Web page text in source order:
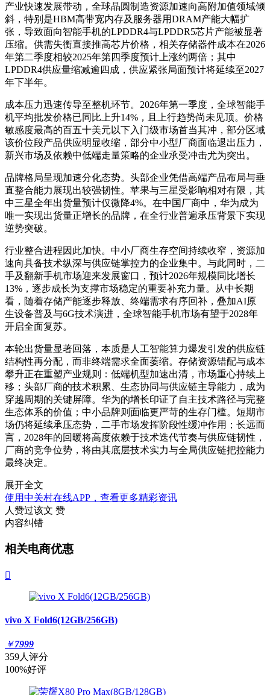
产业快速发展带动，全球晶圆制造资源加速向高附加值领域倾
斜，特别是HBM高带宽内存及服务器用DRAM产能大幅扩
张，导致面向智能手机的LPDDR4与LPDDR5芯片产能被显著
压缩。供需失衡直接推高芯片价格，相关存储器件成本在2026
年第二季度相较2025年第四季度预计上涨约两倍；其中
LPDDR4供应量缩减逾四成，供应紧张局面预计将延续至2027
年下半年。
成本压力迅速传导至整机环节。2026年第一季度，全球智能手
机平均批发价格已同比上升14%，且上行趋势尚未见顶。价格
敏感度最高的百五十美元以下入门级市场首当其冲，部分区域
该价位段产品供应明显收缩，部分中小型厂商面临退出压力，
新兴市场及依赖中低端走量策略的企业承受冲击尤为突出。
品牌格局呈现加速分化态势。头部企业凭借高端产品布局与垂
直整合能力展现出较强韧性。苹果与三星受影响相对有限，其
中三星全年出货量预计仅微降4%。在中国厂商中，华为成为
唯一实现出货量正增长的品牌，在全行业普遍承压背景下实现
逆势突破。
行业整合进程因此加快。中小厂商生存空间持续收窄，资源加
速向具备技术纵深与供应链掌控力的企业集中。与此同时，二
手及翻新手机市场迎来发展窗口，预计2026年规模同比增长
13%，逐步成长为支撑市场稳定的重要补充力量。从中长期
看，随着存储产能逐步释放、终端需求有序回补，叠加AI原
生设备普及与6G技术演进，全球智能手机市场有望于2028年
开启全面复苏。
本轮出货量显著回落，本质是人工智能算力爆发引发的供应链
结构性再分配，而非终端需求全面萎缩。存储资源错配与成本
攀升正在重塑产业规则：低端机型加速出清，市场重心持续上
移；头部厂商的技术积累、生态协同与供应链主导能力，成为
穿越周期的关键屏障。华为的增长印证了自主技术路径与完整
生态体系的价值；中小品牌则面临更严苛的生存门槛。短期市
场仍将延续承压态势，二手市场发挥阶段性缓冲作用；长远而
言，2028年的回暖将高度依赖于技术迭代节奏与供应链韧性，
厂商的竞争位势，将由其底层技术实力与全局供应链把控能力
最终决定。
展开全文
使用中关村在线APP，查看更多精彩资讯
人赞过该文 赞
内容纠错
相关电商优惠

vivo X Fold6(12GB/256GB)
￥7999
359人评分
100%好评